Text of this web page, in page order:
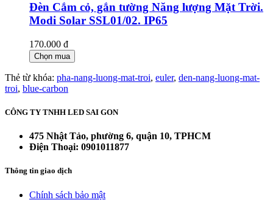
Đèn Cắm cỏ, gắn tường Năng lượng Mặt Trời.
Modi Solar SSL01/02. IP65
170.000 đ
Chọn mua
Thẻ từ khóa: pha-nang-luong-mat-troi, euler, den-nang-luong-mat-
troi, blue-carbon
CÔNG TY TNHH LED SAI GON
475 Nhật Tảo, phường 6, quận 10, TPHCM
Điện Thoại: 0901011877
Thông tin giao dịch
Chính sách bảo mật